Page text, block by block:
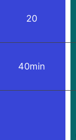
20
40min